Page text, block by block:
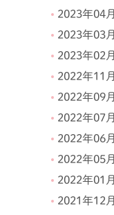
2023年04月
2023年03月
2023年02月
2022年11月
2022年09月
2022年07月
2022年06月
2022年05月
2022年01月
2021年12月